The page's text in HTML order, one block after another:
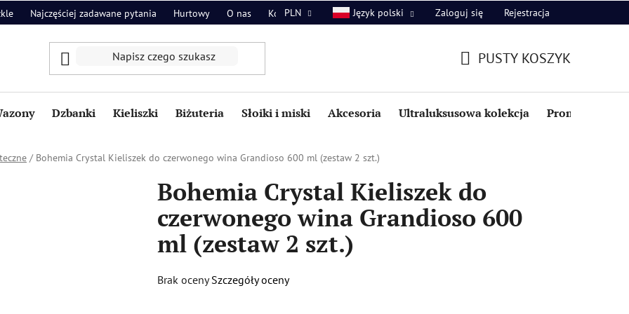
Najczęściej zadawane pytania Hurtowy O nas Kontakt
PLN Język polski Zaloguj się Rejestracja
PUSTY KOSZYK
Dzbanki Kieliszki Biżuteria Słoiki i miski Akcesoria Ultraluksusowa kolekcja Promocje i
/ Bohemia Crystal Kieliszek do czerwonego wina Grandioso 600 ml (zestaw 2 szt.)
Bohemia Crystal Kieliszek do
czerwonego wina Grandioso 600
ml (zestaw 2 szt.)
Średnia
Brak oceny Szczegóły oceny